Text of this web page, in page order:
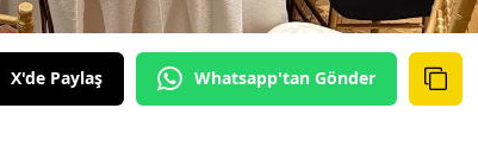
X'de Paylaş Whatsapp'tan Gönder